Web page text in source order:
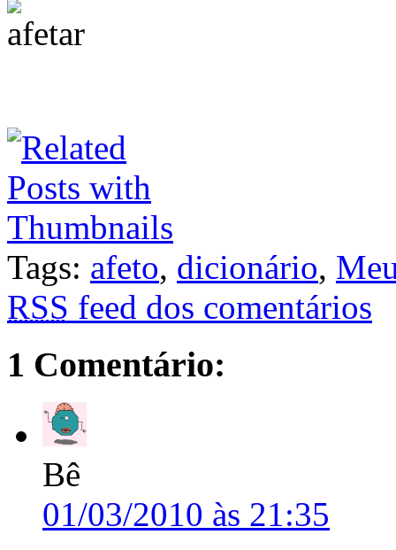
Tags: afeto, dicionário,
RSS feed dos comentários
1 Comentário:
Bê
01/03/2010 às 21:35